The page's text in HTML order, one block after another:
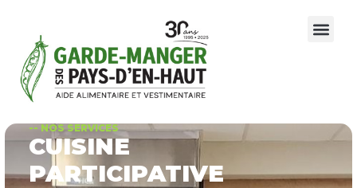
-- NOS SERVICES
CUISINE
PARTICIPATIVE